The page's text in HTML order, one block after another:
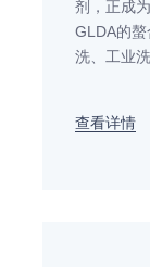
剂，正成
GLDA的
洗、工业
查看详情